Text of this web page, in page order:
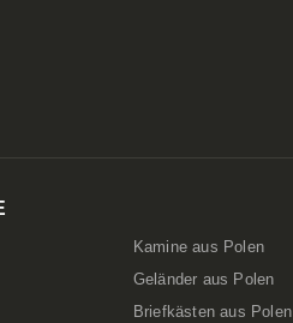
Kamine aus Polen
Geländer aus Polen
Briefkästen aus Polen